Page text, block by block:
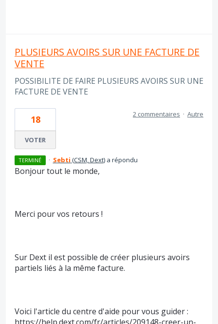
PLUSIEURS AVOIRS SUR UNE FACTURE DE
VENTE
POSSIBILITE DE FAIRE PLUSIEURS AVOIRS SUR UNE
FACTURE DE VENTE
18
VOTER
2 commentaires · Autre
TERMINÉ · Sebti (CSM, Dext)a répondu
Bonjour tout le monde,
Merci pour vos retours !
Sur Dext il est possible de créer plusieurs avoirs
partiels liés à la même facture.
Voici l'article du centre d'aide pour vous guider :